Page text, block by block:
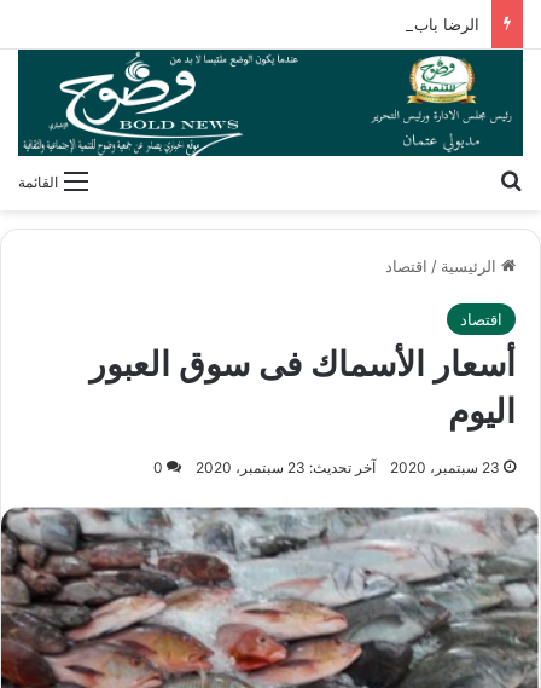
الرضا باب الله الأعظم.. رسالة إيمانية لكل مسلم ومسلمة
القائمة
الرئيسية / اقتصاد
اقتصاد
أسعار الأسماك فى سوق العبور
اليوم
23 سبتمبر، 2020 آخر تحديث: 23 سبتمبر، 2020 0